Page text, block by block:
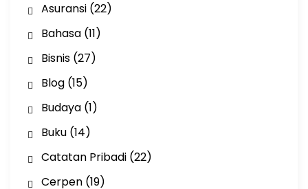
Asuransi(22)
Bahasa(11)
Bisnis(27)
Blog(15)
Budaya(1)
Buku(14)
Catatan Pribadi(22)
Cerpen(19)